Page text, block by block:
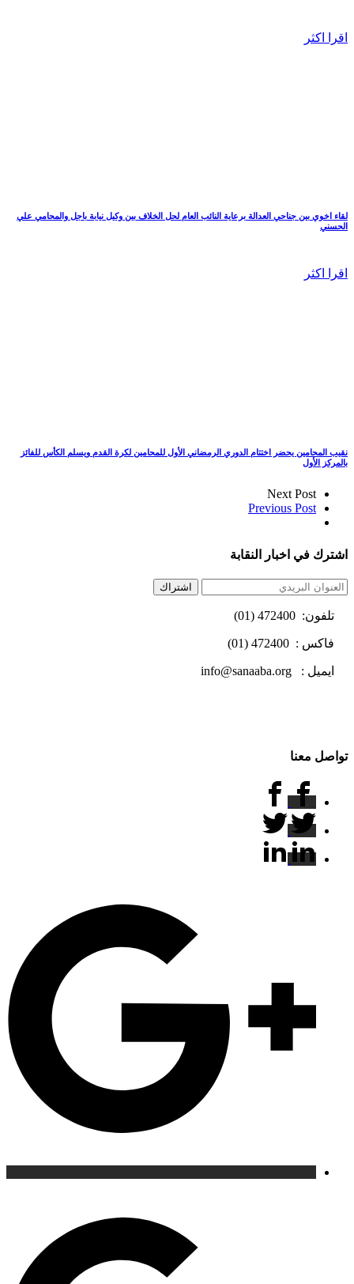
اقرا اكثر
لقاء اخوي بين جناحي العدالة برعاية النائب العام لحل الخلاف بين وكيل نيابة باجل والمحامي علي
الحسني
اقرا اكثر
نقيب المحامين يحضر اختتام الدوري الرمضاني الأول للمحامين لكرة القدم ويسلم الكأس للفائز
بالمركز الأول
Next Post
Previous Post
اشترك في اخبار النقابة
اشتراك
تلفون: 472400 (01)
فاكس : 472400 (01)
ايميل : info@sanaaba.org
تواصل معنا